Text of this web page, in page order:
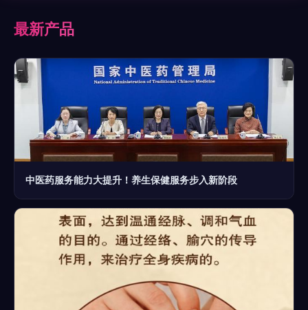
最新产品
中医药服务能力大提升！养生保健服务步入新阶段